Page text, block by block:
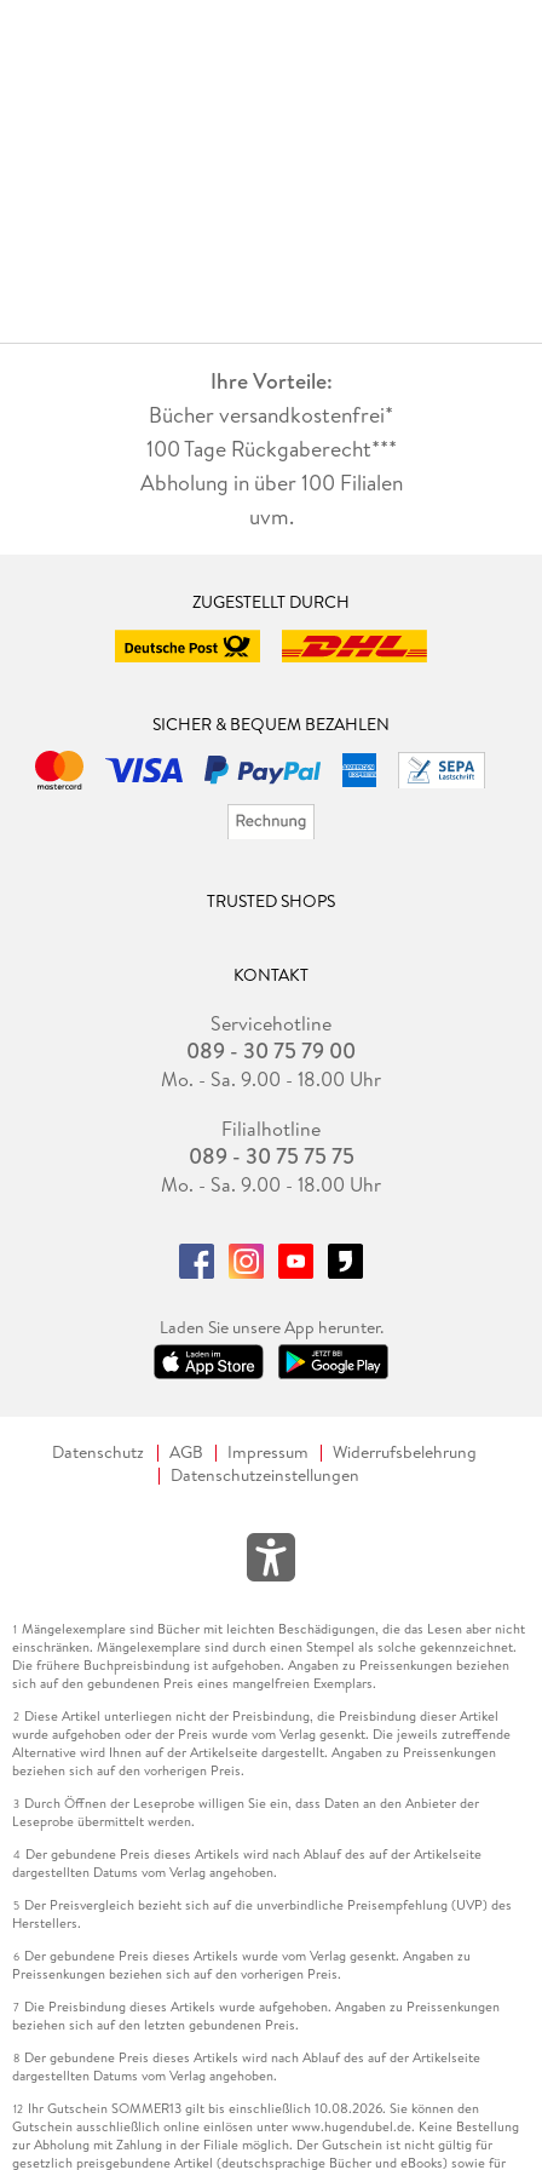
Ihre Vorteile:
Bücher versandkostenfrei*
100 Tage Rückgaberecht***
Abholung in über 100 Filialen
uvm.
ZUGESTELLT DURCH
SICHER & BEQUEM BEZAHLEN
TRUSTED SHOPS
KONTAKT
Servicehotline
089 - 30 75 79 00
Mo. - Sa. 9.00 - 18.00 Uhr
Filialhotline
089 - 30 75 75 75
Mo. - Sa. 9.00 - 18.00 Uhr
Laden Sie unsere App herunter.
Datenschutz AGB Impressum
Widerrufsbelehrung
Datenschutzeinstellungen
1 Mängelexemplare sind Bücher mit leichten Beschädigungen, die das Lesen aber nicht
einschränken. Mängelexemplare sind durch einen Stempel als solche gekennzeichnet.
Die frühere Buchpreisbindung ist aufgehoben. Angaben zu Preissenkungen beziehen
sich auf den gebundenen Preis eines mangelfreien Exemplars.
2 Diese Artikel unterliegen nicht der Preisbindung, die Preisbindung dieser Artikel
wurde aufgehoben oder der Preis wurde vom Verlag gesenkt. Die jeweils zutreffende
Alternative wird Ihnen auf der Artikelseite dargestellt. Angaben zu Preissenkungen
beziehen sich auf den vorherigen Preis.
3 Durch Öffnen der Leseprobe willigen Sie ein, dass Daten an den Anbieter der
Leseprobe übermittelt werden.
4 Der gebundene Preis dieses Artikels wird nach Ablauf des auf der Artikelseite
dargestellten Datums vom Verlag angehoben.
5 Der Preisvergleich bezieht sich auf die unverbindliche Preisempfehlung (UVP) des
Herstellers.
6 Der gebundene Preis dieses Artikels wurde vom Verlag gesenkt. Angaben zu
Preissenkungen beziehen sich auf den vorherigen Preis.
7 Die Preisbindung dieses Artikels wurde aufgehoben. Angaben zu Preissenkungen
beziehen sich auf den letzten gebundenen Preis.
8 Der gebundene Preis dieses Artikels wird nach Ablauf des auf der Artikelseite
dargestellten Datums vom Verlag angehoben.
12 Ihr Gutschein SOMMER13 gilt bis einschließlich 10.08.2026. Sie können den
Gutschein ausschließlich online einlösen unter www.hugendubel.de. Keine Bestellung
zur Abholung mit Zahlung in der Filiale möglich. Der Gutschein ist nicht gültig für
gesetzlich preisgebundene Artikel (deutschsprachige Bücher und eBooks) sowie für